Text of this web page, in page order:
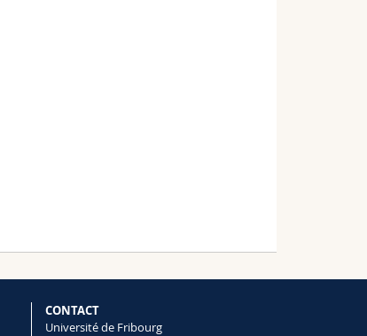
CONTACT
Université de Fribourg